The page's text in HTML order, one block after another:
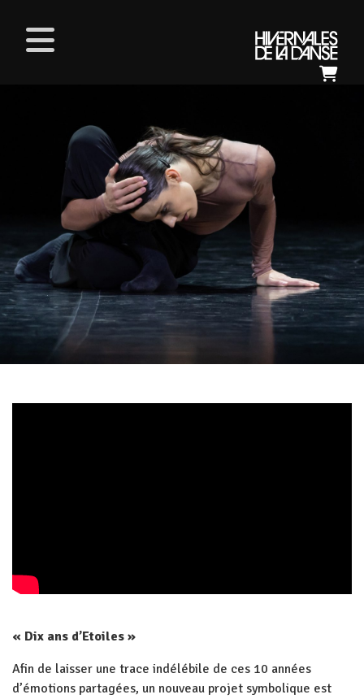
« Dix ans d’Etoiles »
Afin de laisser une trace indélébile de ces 10 années
d’émotions partagées, un nouveau projet symbolique est